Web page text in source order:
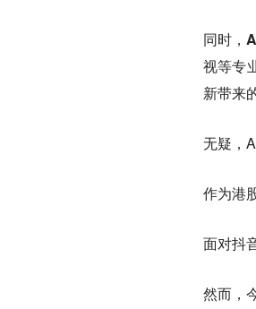
同时，
视等专
新带来
无疑，
作为港
面对抖
然而，